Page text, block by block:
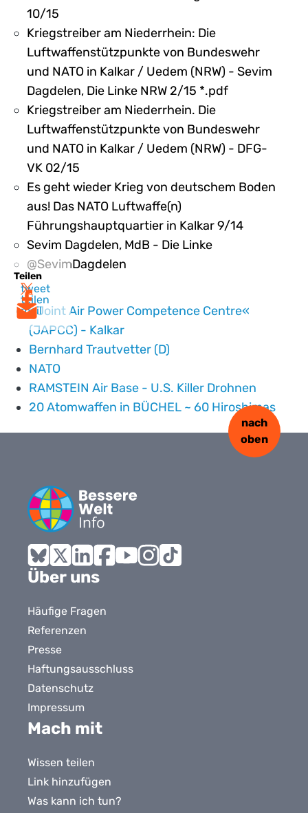
Teilen
tweet
teilen
mail
10/15
Kriegstreiber am Niederrhein: Die
Luftwaffenstützpunkte von Bundeswehr
und NATO in Kalkar / Uedem (NRW) - Sevim
Dagdelen, Die Linke NRW 2/15 *.pdf
Kriegstreiber am Niederrhein. Die
Luftwaffenstützpunkte von Bundeswehr
und NATO in Kalkar / Uedem (NRW) - DFG-
VK 02/15
Es geht wieder Krieg von deutschem Boden
aus! Das NATO Luftwaffe(n)
Führungshauptquartier in Kalkar 9/14
Sevim Dagdelen, MdB - Die Linke
@SevimDagdelen
»Joint Air Power Competence Centre«
(JAPCC) - Kalkar
Bernhard Trautvetter (D)
NATO
RAMSTEIN Air Base - U.S. Killer Drohnen
20 Atomwaffen in BÜCHEL ~ 60 Hiroshimas
Bluesky
X LinkedInFacebook
nach
oben
Über uns
Häufige Fragen
Referenzen
Presse
Haftungsausschluss
Datenschutz
Impressum
Mach mit
Wissen teilen
Link hinzufügen
Was kann ich tun?